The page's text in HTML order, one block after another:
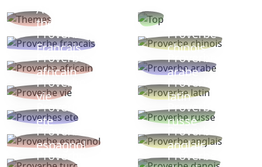
Autres
thèmes
Proverbe
Français
Proverbe
chinois
Proverbe
africain
Proverbe
arabe
Proverbe
vie
Proverbe
latin
Proverbes
ete
Proverbe
russe
Proverbe
espagnol
Proverbe
anglais
Proverbe
Proverbe